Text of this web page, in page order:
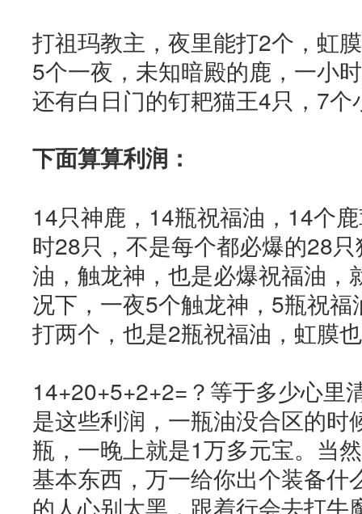
打祖玛教主，夜里能打2个，虹
5个一夜，未知暗殿的鹿，一小
还有白日门的钉耙猫王4只，7个
下面算算利润：
14只神鹿，14瓶祝福油，14个
时28只，不是每个都必爆的28
油，触龙神，也是必爆祝福油，
况下，一夜5个触龙神，5瓶祝
打两个，也是2瓶祝福油，虹膜
14+20+5+2+2=？等于多少心里
是这些利润，一瓶油没合区的时
瓶，一晚上就是1万多元宝。当
基本东西，万一给你出个装备什
的人心别太黑，跟着行会去打牛